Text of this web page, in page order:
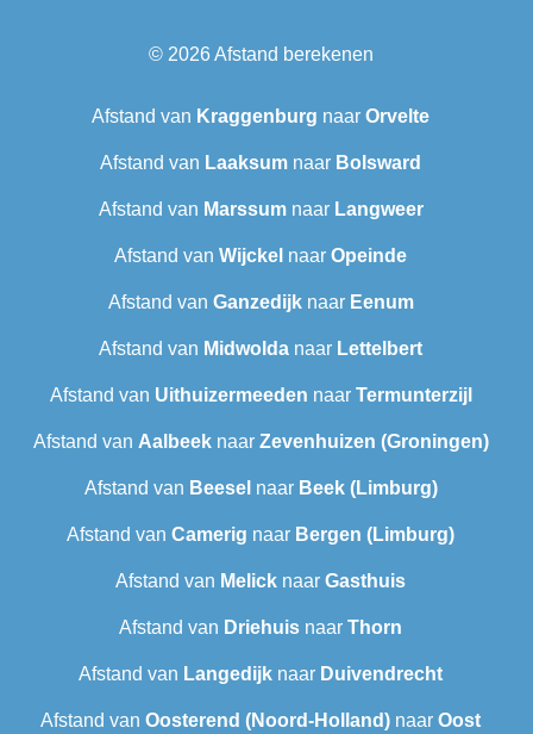
© 2026Afstand berekenen
Afstand van Kraggenburg naar Orvelte
Afstand van Laaksum naar Bolsward‎
Afstand van Marssumnaar Langweer‎
Afstand van Wijckel naar Opeinde
Afstand van Ganzedijknaar Eenum
Afstand van Midwolda naar Lettelbert
Afstand van Uithuizermeeden naar Termunterzijl
Afstand van Aalbeeknaar Zevenhuizen (Groningen)
Afstand van Beesel naar Beek (Limburg)
Afstand van Camerig naar Bergen (Limburg)
Afstand van Melick naar Gasthuis
Afstand van Driehuis naar Thorn
Afstand van Langedijk naar Duivendrecht
Afstand van Oosterend (Noord-Holland) naar Oost